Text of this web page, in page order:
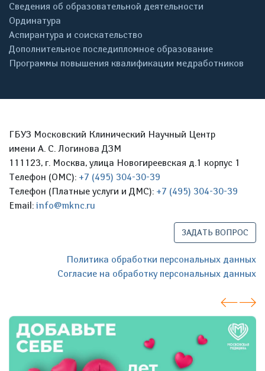
Сведения об образовательной деятельности
Ординатура
Аспирантура и соискательство
Дополнительное последипломное образование
Программы повышения квалификации медработников
ГБУЗ Московский Клинический Научный Центр
имени А. С. Логинова ДЗМ
111123, г. Москва, улица Новогиреевская д.1 корпус 1
Телефон (ОМС): +7 (495) 304-30-39
Телефон (Платные услуги и ДМС): +7 (495) 304-30-39
Email: info@mknc.ru
ЗАДАТЬ ВОПРОС
Политика обработки персональных данных
Согласие на обработку персональных данных